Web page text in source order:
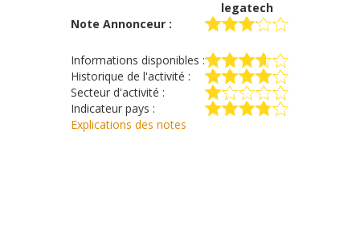
legatech
Note Annonceur :
Informations disponibles :
Historique de l'activité :
Secteur d'activité :
Indicateur pays :
Explications des notes